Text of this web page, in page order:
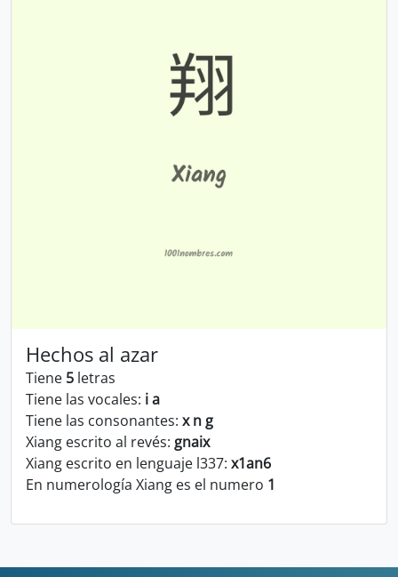
Hechos al azar
Tiene 5 letras
Tiene las vocales: i a
Tiene las consonantes: x n g
Xiang escrito al revés: gnaix
Xiang escrito en lenguaje l337: x1an6
En numerología Xiang es el numero 1